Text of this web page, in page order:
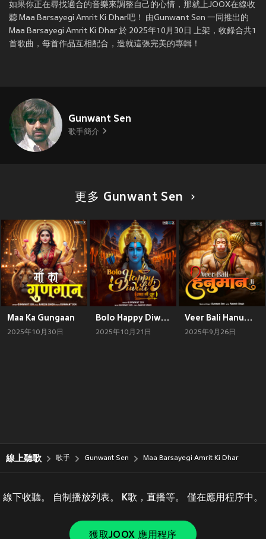
如果你正在尋找適合的音樂來調整自己的心情，那就上JOOX在線收
聽 Maa Barsayegi Amrit Ki Dhar吧！ 由Gunwant Sen 一同推出的
Maa Barsayegi Amrit Ki Dhar 於 2025年10月30日 上架，收錄合共1
首歌曲，每首作品互相配合，造就這張完美的專輯！
Gunwant Sen
歌手簡介
更多 Gunwant Sen
Maa Ka Gungaan
2025年10月30日
Bolo Happy Diwali Jai Shree Ram
2025年10月21日
Veer Bali Hanuman Ji
2025年9月26日
線上聽歌 歌手 Gunwant Sen Maa Barsayegi Amrit Ki Dhar
線下收聽。 自制播放列表。 K歌，直播等。 僅在應用程序中。
獲取JOOX 應用程序